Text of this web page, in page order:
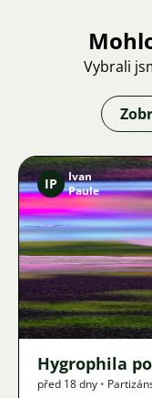
Vybrali
IP
Ivan
Paule
Hygrophila
před 18 dny •